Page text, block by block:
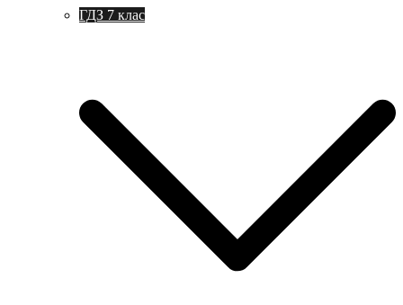
ГДЗ 7 клас